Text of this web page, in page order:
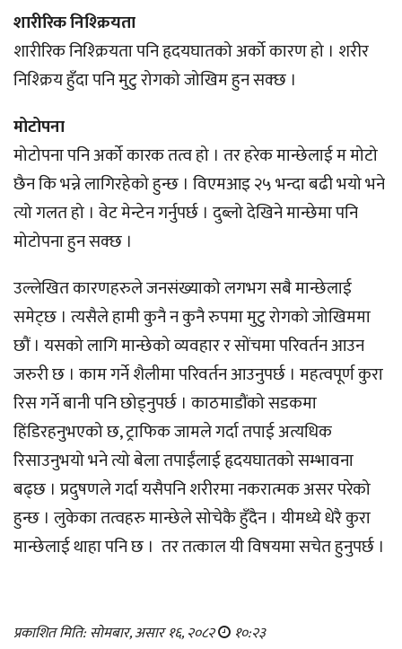
शारीरिक निश्क्रियता
शारीरिक निश्क्रियता पनि हृदयघातको अर्को कारण हो । शरीर
निश्क्रिय हुँदा पनि मुटु रोगको जोखिम हुन सक्छ ।
मोटोपना
मोटोपना पनि अर्को कारक तत्व हो । तर हरेक मान्छेलाई म मोटो
छैन कि भन्ने लागिरहेको हुन्छ । विएमआइ २५ भन्दा बढी भयो भने
त्यो गलत हो । वेट मेन्टेन गर्नुपर्छ । दुब्लो देखिने मान्छेमा पनि
मोटोपना हुन सक्छ ।
उल्लेखित कारणहरुले जनसंख्याको लगभग सबै मान्छेलाई
समेट्छ । त्यसैले हामी कुनै न कुनै रुपमा मुटु रोगको जोखिममा
छौं । यसको लागि मान्छेको व्यवहार र सोंचमा परिवर्तन आउन
जरुरी छ । काम गर्ने शैलीमा परिवर्तन आउनुपर्छ । महत्वपूर्ण कुरा
रिस गर्ने बानी पनि छोड्नुपर्छ । काठमाडौंको सडकमा
हिंडिरहनुभएको छ, ट्राफिक जामले गर्दा तपाई अत्यधिक
रिसाउनुभयो भने त्यो बेला तपाईंलाई हृदयघातको सम्भावना
बढ्छ । प्रदुषणले गर्दा यसैपनि शरीरमा नकरात्मक असर परेको
हुन्छ । लुकेका तत्वहरु मान्छेले सोचेकै हुँदैन । यीमध्ये धेरै कुरा
मान्छेलाई थाहा पनि छ । तर तत्काल यी विषयमा सचेत हुनुपर्छ ।
प्रकाशित मिति: सोमबार, असार १६, २०८२ १०:२३